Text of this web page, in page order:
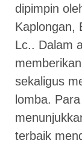
dipimpin
Kaplongan,
Lc.. Dalam
sekaligus
lomba.
terbaik